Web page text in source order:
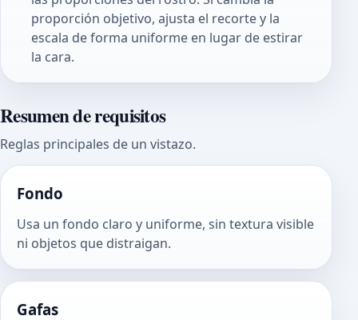
proporción objetivo, ajusta el recorte y la
escala de forma uniforme en lugar de estirar
la cara.
Resumen de requisitos
Reglas principales de un vistazo.
Fondo
Usa un fondo claro y uniforme, sin textura visible
ni objetos que distraigan.
Gafas